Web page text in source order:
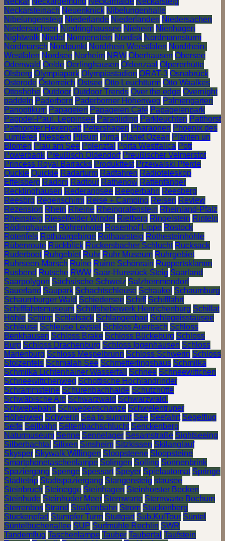
Neckarsteinach Neuenknick Nibelungenhalle
Nibelungensteig Niederlande Niederlanden Niedersachen
Niedersachsen Niedringhaussee Nieheim Nienhagen
Nightwalk Nixdof Nonnenstein Nordisk Nordmannsturm
Nordmarsch Nordpunkt Nordrhein Weestfalen Nordrhein-
Westfalen Nordsee Norheim NRW Oberhausen Obersee
Odenwald Oelde Oerlinghausen Oldenzaal Olpererhütte
Olsberg Olympiapark Olympiastadion ORAT-3 Osnabrück
Osterode Österreich Ostsee Otto Leuchtturm Otto Waalkes
Ottoshöhe Outdoor Outdoor Trends Over the edge Overnight
paddeln Paderborn Paderborner Höhenweg Palmengarten
Panoptikum Papageien Papageien Café Papageienpark
Pappdel-Paul. Leppinsee Paragliding Parkleuchten Patthorst
Patthorster Hexenpatt Petershagen Pharaonen Phoenix des
Lumières Piesberg Pilsum Pirna Planet Ozean Planten un
Blomen Plau am See Polenztal Porta Westfalica Pott
Powerbank Preußisch Oldendorf Preußischer Velmerstot
Princess Royal Barracks Produkttest Przewalski Pferde
Quckie Quickie Radarturm Radfahren Radioteleskop
Effelsberg Radom Radtour Rathenow Rattenfänger
Recklinghausen Rederangsee Reeperbahn Reesberg
Reesbrg Regenschirm Reise + Camping Reisen Review
Rezension Rhein Rheine Rheingrafenstein Rheinland-Pfalz
Rheinsteig Rieselfelder Windel Rietberg Ringelstein Rinteln
Rödinghausen Röhrenhotel Rosenhof Lippe Rostock
Rotenfels Rothaargebirge Rothaarsteig Rothesteinhöhle
Rübenroute Rückblick Rückersbacher Schlucht Rucksack
Ruderboot Ruhgebiet Ruhr Ruhr Museum Ruhrgebiet
Ruhrseen-Marsch Ruine Ruine Schönrain Ruppertsklamm
Rusbend Rutsche RWW Saar-Hunsrück-Steig Saarland
Saarpolygon Sächsische Schweiz Salzhemmendorf
Sauerland Saupark Schachtschleuse Schaukel Schaumburg
Schaumburger Wald Schiedersee Schiff Schifffahrt
Schifffahrtsmuseum Schiffshebewerk Henrichenburg Schillat
Höhle Schirm Schlafsack Schlangenbad Schlegeisstausee
Schleuse Schleuse Leysiel Schloss Auerbach Schloss
Benkhausen Schloss Brake Schloss Bückeburg Schloss
Burg Schloss Drachenburg Schloss Iggenhausen Schloss
Marienburg Schloss Mespelbrunn Schloss Schwerin Schloss
Stolzenfels Schmalah See Schmetterlingshaus Schmilka
Schmilka Lichtenhainer Wasserfall
Schnee Schneewittchen
Schneewittchenweg Schottische Hochlandrinder
Schrammsteine Schurenbachhalde Schutzhütte
Schwäbische Alb Schwarzwald Schwarzwald.
Schwebebahn Schwedenschanze Schwelentruper
Höhenweg Schwerin Sea to summit See Seefahrt Segelflug
Seife Seilbahn Seltenbachschlucht Senckenberg
Naturmuseum Senne Sennelager Sesamstraße Sightseeing
Silberbachtal Silixen Sinsheim Sitzkissen Skilanglauf
Skysper Skywalk Willingen Sloopsteene Sloopsteine
Smartphonetaschenlampe Solingen Solling Sonnenbrink
Spaziergang Spenge Spessart Speyer Spielautomat Springe
Städtetrip Stadtspaziergang Stangensteig stausee
Steinbruch Steinegge Steinhagen Steinhorster Becken
Steinhude Steinhuder Meer Sternwarte Sternwarte Bochum
Sterrenbos Strand Straßenbahn Strom Stuckenberg
Stuckenpfad Stumpfer Turm Stuttgart Sub.KulTour Süntel
Süntelbuchenallee SUP Surfmühle Rechlin SWR
Tandemflug Taschenlampe Tauber Taubertal Taufstein